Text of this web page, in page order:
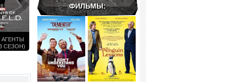
АГЕНТЫ
СЕЗОН)
ФИЛЬМЫ: